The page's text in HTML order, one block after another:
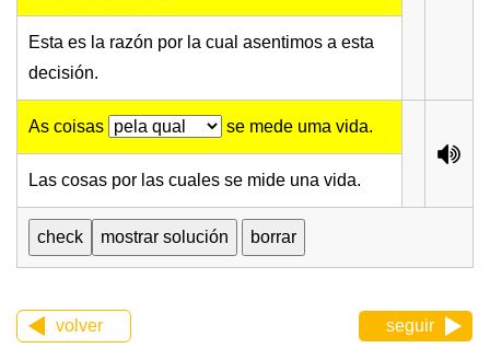
Esta es la razón por la cual asentimos a esta
decisión.
As coisas se mede uma vida.
Las cosas por las cuales se mide una vida.
volver seguir